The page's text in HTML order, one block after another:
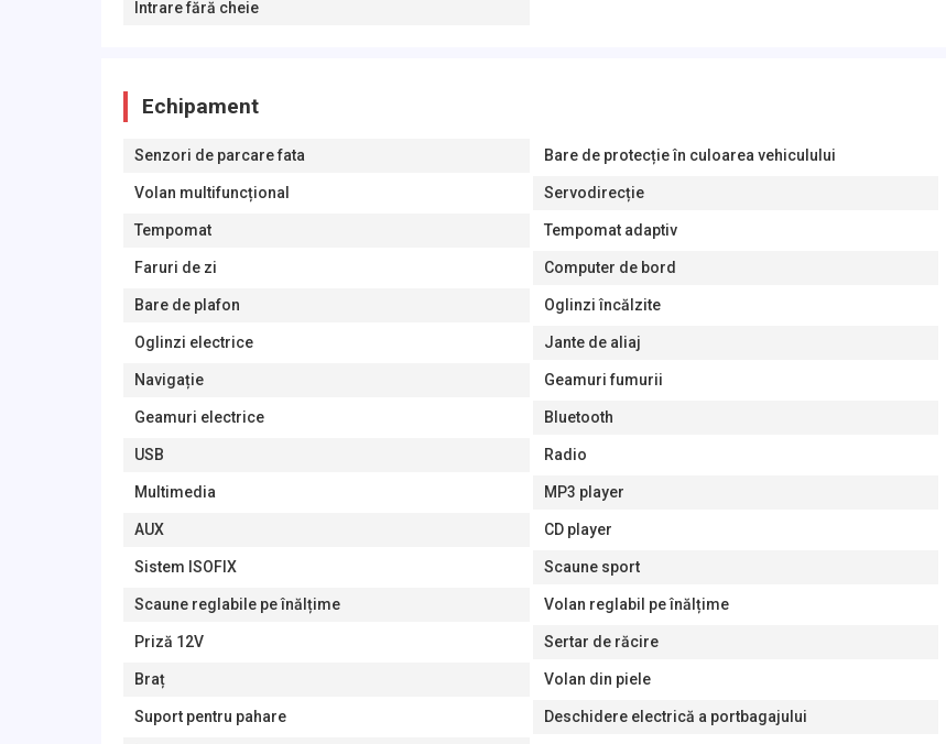
Intrare fără cheie
Echipament
Senzori de parcare fata Bare de protecție în culoarea vehiculului
Volan multifuncțional Servodirecție
Tempomat Tempomat adaptiv
Faruri de zi Computer de bord
Bare de plafon Oglinzi încălzite
Oglinzi electrice Jante de aliaj
Navigație Geamuri fumurii
Geamuri electrice Bluetooth
USB Radio
Multimedia MP3 player
AUX CD player
Sistem ISOFIX Scaune sport
Scaune reglabile pe înălțime Volan reglabil pe înălțime
Priză 12V Sertar de răcire
Braț Volan din piele
Suport pentru pahare Deschidere electrică a portbagajului